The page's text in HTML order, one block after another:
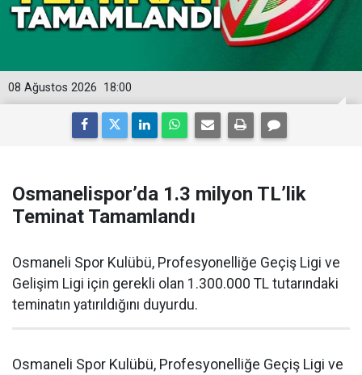
18:00
08 Ağustos 2026
Osmanelispor’da 1.3 milyon TL’lik
Teminat Tamamlandı
Osmaneli Spor Kulübü, Profesyonelliğe Geçiş Ligi ve
Gelişim Ligi için gerekli olan 1.300.000 TL tutarındaki
teminatın yatırıldığını duyurdu.
Osmaneli Spor Kulübü, Profesyonelliğe Geçiş Ligi ve